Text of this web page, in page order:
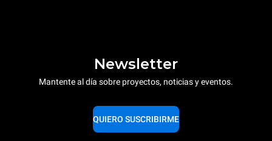
Newsletter
Mantente al día sobre proyectos, noticias y eventos.
QUIERO SUSCRIBIRME